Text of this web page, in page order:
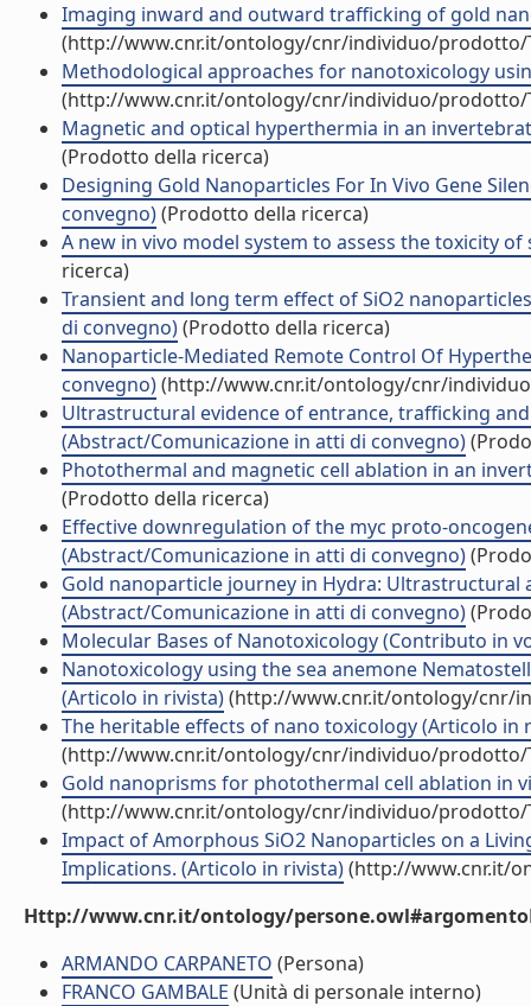
Imaging inward and outward trafficking of gold
(http://www.cnr.it/ontology/cnr/individuo/prodotto/
Methodological approaches for nanotoxicology
(http://www.cnr.it/ontology/cnr/individuo/prodotto/
Magnetic and optical hyperthermia in an
(Prodotto della ricerca)
Designing Gold Nanoparticles For In Vivo Gene
convegno)(Prodotto della ricerca)
A new in vivo model system to assess the toxicity
ricerca)
Transient and long term effect of SiO2
di convegno)(Prodotto della ricerca)
Nanoparticle-Mediated Remote Control Of
convegno)(http://www.cnr.it/ontology/cnr/
Ultrastructural evidence of entrance, trafficking
(Abstract/Comunicazione in atti di convegno)
Photothermal and magnetic cell ablation in an
(Prodotto della ricerca)
Effective downregulation of the myc proto-
(Abstract/Comunicazione in atti di convegno)
Gold nanoparticle journey in Hydra:
(Abstract/Comunicazione in atti di convegno)
Molecular Bases of Nanotoxicology (Contributo in
Nanotoxicology using the sea anemone
(Articolo in rivista)(http://www.cnr.it/ontology/cnr/
The heritable effects of nano toxicology (Articolo in
(http://www.cnr.it/ontology/cnr/individuo/prodotto/
Gold nanoprisms for photothermal cell ablation in
(http://www.cnr.it/ontology/cnr/individuo/prodotto/
Impact of Amorphous SiO2 Nanoparticles on a
Implications. (Articolo in rivista)(http://www.cnr.it/
Http://www.cnr.it/ontology/
ARMANDO CARPANETO (Persona)
FRANCO GAMBALE (Unità di personale interno)